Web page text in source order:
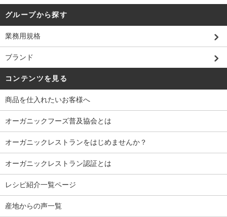
グループから探す
業務用規格
ブランド
コンテンツを見る
商品を仕入れたいお客様へ
オーガニックフーズ普及協会とは
オーガニックレストランをはじめませんか？
オーガニックレストラン認証とは
レシピ紹介一覧ページ
産地からの声一覧